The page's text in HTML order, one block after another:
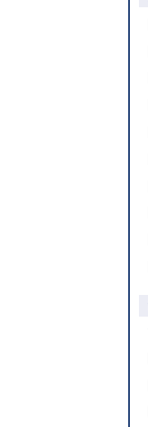
賃貸住宅の
【ご入居要
【ご入
扶養、
【ご入居要件あり】子